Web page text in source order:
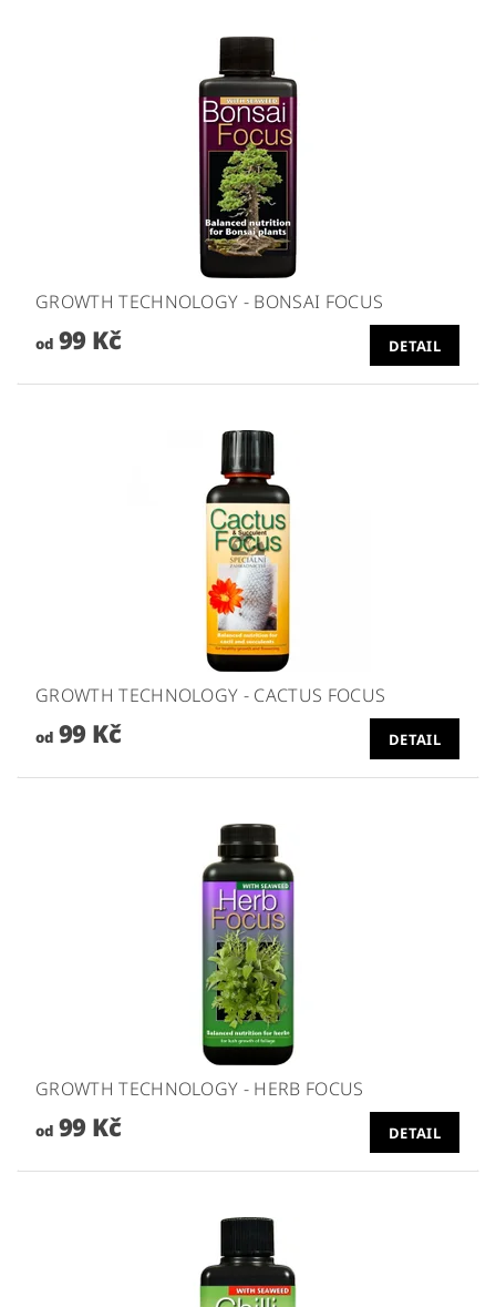
GROWTH TECHNOLOGY - BONSAI FOCUS
od99 Kč DETAIL
GROWTH TECHNOLOGY - CACTUS FOCUS
od99 Kč DETAIL
GROWTH TECHNOLOGY - HERB FOCUS
od99 Kč DETAIL